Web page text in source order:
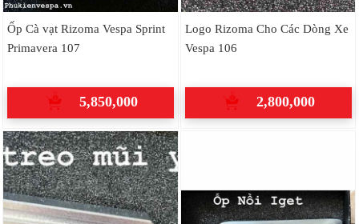
Ốp Cà vạt Rizoma Vespa Sprint
Primavera 107
5,850,000
Logo Rizoma Cho Các Dòng Xe
Vespa 106
2,800,000